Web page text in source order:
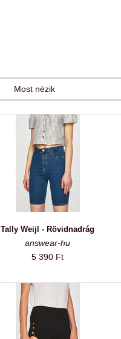
Most nézik
Tally Weijl - Rövidnadrág
answear-hu
5 390 Ft